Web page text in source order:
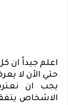
اعلم جيداً ان
حتي الأن لا
يجب ان
الاشخاص